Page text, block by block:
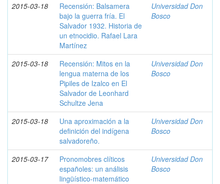
2015-03-18
Recensión: Balsamera
bajo la guerra fría. El
Salvador 1932. Historia de
un etnocidio. Rafael Lara
Martínez
Universidad Don
Bosco
2015-03-18
Recensión: Mitos en la
lengua materna de los
Pipiles de Izalco en El
Salvador de Leonhard
Schultze Jena
Universidad Don
Bosco
2015-03-18
Una aproximación a la
definición del indígena
salvadoreño.
Universidad Don
Bosco
2015-03-17
Pronomobres clíticos
españoles: un análisis
lingüístico-matemático
Universidad Don
Bosco